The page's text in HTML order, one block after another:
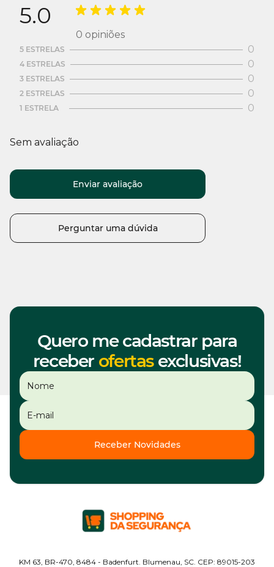
5.0
0 opiniões
5 ESTRELAS 0
4 ESTRELAS 0
3 ESTRELAS 0
2 ESTRELAS 0
1 ESTRELA 0
Sem avaliação
Enviar avaliação
Perguntar uma dúvida
Quero me cadastrar para
receber ofertasexclusivas!
Receber Novidades
KM 63, BR-470, 8484 - Badenfurt. Blumenau, SC. CEP: 89015-203